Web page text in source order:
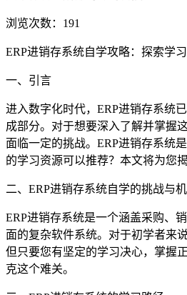
浏览次数： 191
ERP进销存系统自学攻略：探索学
一、引言
进入数字化时代，ERP进销存系统
成部分。对于想要深入了解并掌握
面临一定的挑战。ERP进销存系统
的学习资源可以推荐？本文将为您揭
二、ERP进销存系统自学的挑战与
ERP进销存系统是一个涵盖采购、
面的复杂软件系统。对于初学者来
但只要您有坚定的学习决心，掌握
克这个难关。